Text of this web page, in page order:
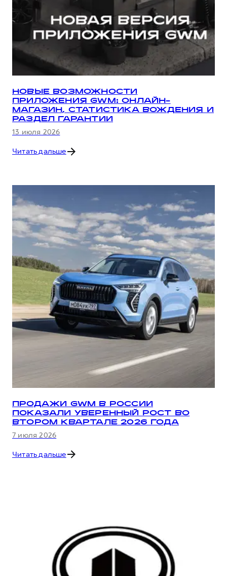
НОВЫЕ ВОЗМОЖНОСТИ
ПРИЛОЖЕНИЯ GWM: ОНЛАЙН-
МАГАЗИН, СТАТИСТИКА ВОЖДЕНИЯ И
РАЗДЕЛ ГАРАНТИИ
13 июля 2026
Читать дальше
ПРОДАЖИ GWM В РОССИИ
ПОКАЗАЛИ УВЕРЕННЫЙ РОСТ ВО
ВТОРОМ КВАРТАЛЕ 2026 ГОДА
7 июля 2026
Читать дальше